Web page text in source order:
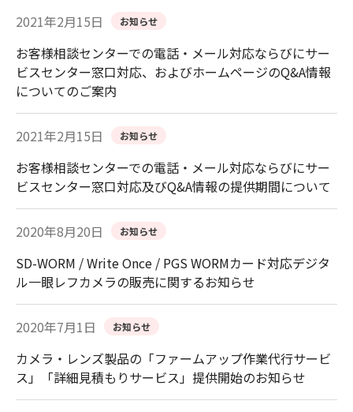
2021年2月15日 お知らせ
お客様相談センターでの電話・メール対応ならびにサー
ビスセンター窓口対応、およびホームページのQ&A情報
についてのご案内
2021年2月15日 お知らせ
お客様相談センターでの電話・メール対応ならびにサー
ビスセンター窓口対応及びQ&A情報の提供期間について
2020年8月20日 お知らせ
SD-WORM / Write Once / PGS WORMカード対応デジタ
ル一眼レフカメラの販売に関するお知らせ
2020年7月1日 お知らせ
カメラ・レンズ製品の「ファームアップ作業代行サービ
ス」「詳細見積もりサービス」提供開始のお知らせ